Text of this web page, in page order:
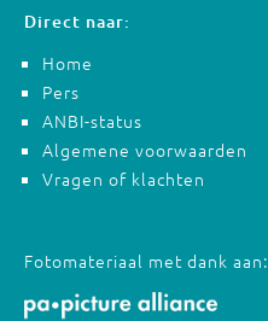
Direct naar:
Home
Pers
ANBI-status
Algemene voorwaarden
Vragen of klachten
Fotomateriaal met dank aan: